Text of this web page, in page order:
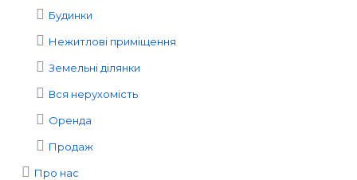
Будинки
Нежитлові приміщення
Земельні ділянки
Вся нерухомість
Оренда
Продаж
Про нас